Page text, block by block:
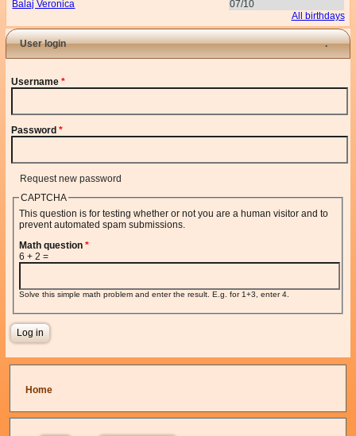
Balaj Veronica
07/10
All birthdays
User login
Username*
Password*
Request new password
CAPTCHA
This question is for testing whether or not you are a human visitor and to
prevent automated spam submissions.
Math question*
6 + 2 =
Solve this simple math problem and enter the result. E.g. for 1+3, enter 4.
You are here
Home